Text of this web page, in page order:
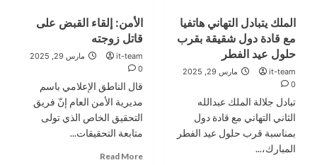
الأردن
يعلن
الاثنين
أيام
الفطر
دول
تعلن
غدا
الفطر..تفاصيل
الملك يتبادل التهاني هاتفيا
مع قادة دول شقيقة بقرب
حلول عيد الفطر
it-team
مارس 29, 2025
0
تبادل جلالة الملك عبدالله
الثاني التهاني مع قادة دول
بمناسبة قرب حلول عيد الفطر
المبارك،...
الأمن: إلقاء القبض على
قاتل زوجته
it-team
مارس 29, 2025
0
قال الناطق الإعلامي باسم
مديرية الأمن العام إنّ فريق
التحقيق الخاص الذي تولى
متابعة التحقيقات...
Read More